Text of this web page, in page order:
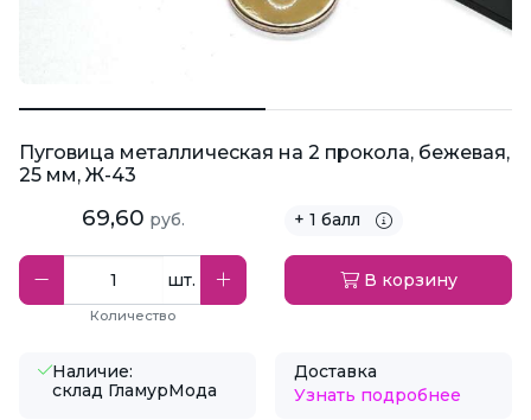
Пуговица металлическая на 2 прокола, бежевая,
25 мм, Ж-43
69,60 руб. + 1 балл
шт.
Количество
В корзину
Наличие:
склад ГламурМода
Доставка
Узнать подробнее